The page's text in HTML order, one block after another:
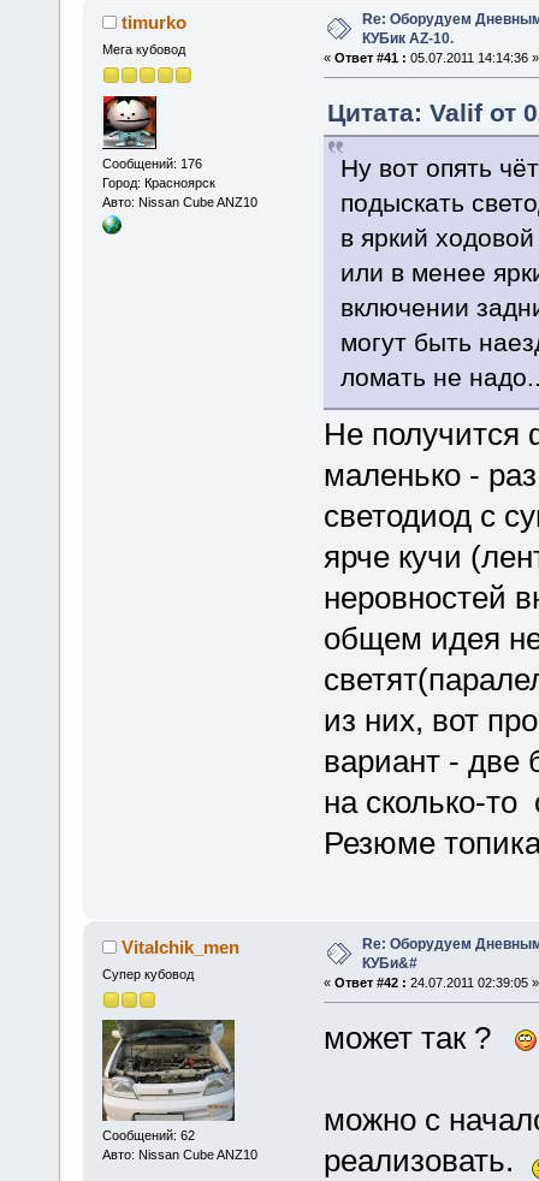
timurko
Мега кубовод
Сообщений: 176
Город: Красноярск
Авто: Nissan Cube ANZ10
Re: Оборудуем
КУБик AZ-10.
« Ответ #41 : 05.07.2011 14:14:36 »
Цитата: Valif от
Ну вот опять
подыскать
в яркий
или в менее
включении
могут быть
ломать не
Не получится
маленько -
светодиод с
ярче кучи
неровностей
общем идея
из них, вот
вариант - две
на сколько-
Резюме
Vitalchik_men
Супер кубовод
Сообщений: 62
Авто: Nissan Cube ANZ10
Re: Оборудуем
КУБи&#
« Ответ #42 : 24.07.2011 02:39:05 »
может так ?
можно с
реализовать.